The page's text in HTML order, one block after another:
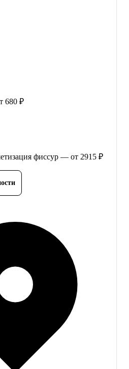
680 ₽
фиссур — от 2915 ₽